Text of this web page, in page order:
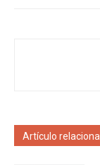
Artículo